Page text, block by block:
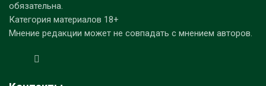
обязательна.
Категория материалов 18+
Мнение редакции может не совпадать с мнением авторов.